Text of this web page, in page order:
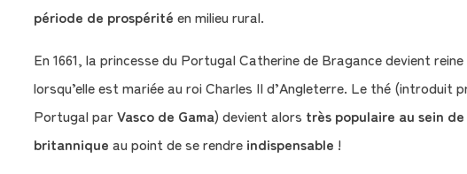
période de prospérité en milieu rural.
En 1661, la princesse du Portugal Catherine de Bragance devient
lorsqu’elle est mariée au roi Charles II d’Angleterre. Le thé (introduit
Portugal parVasco de Gama) devient alors très populaire au sein
britannique au point de se rendre indispensable !